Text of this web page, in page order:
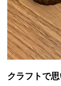
クラフトで